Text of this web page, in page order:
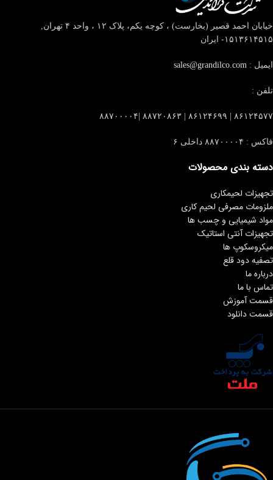
خیابان احمد قصیر (بخارست) ، کوچه یکم، پلاک ۱۲ ، واحد ۴
تهران,
۱۵۱۳۶۱۴۵۱۵- ایران
ایمیل : sales@grandilco.com
تلفن :
۸۶۱۲۴۵۷۷ | ۸۶۱۲۴۶۹۹ | ۸۸۷۲۰۸۶۳ |۸۸۷۰۰۰۰۴
فاکس : ۸۸۷۰۰۰۰۴ داخلی ۶
دسته بندی محصولات
تجهیزات لحیمکاری
ملزومات مصرفی لحیم کاری
مواد شیمیایی و چسب ها
تجهیزات آنتی استاتیک
میکروسکوپ ها
تصفیه دود قلع
درباره ما
تماس با ما
قسمت آموزش
قسمت دانلود